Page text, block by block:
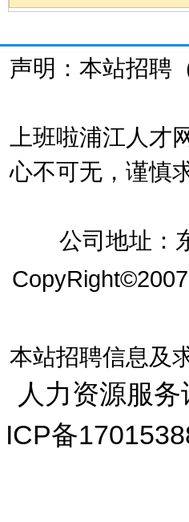
声明：本站招聘
上班啦浦江人
心不可无，谨慎
公司地址：
本站招聘信息及
人力资源服
ICP备